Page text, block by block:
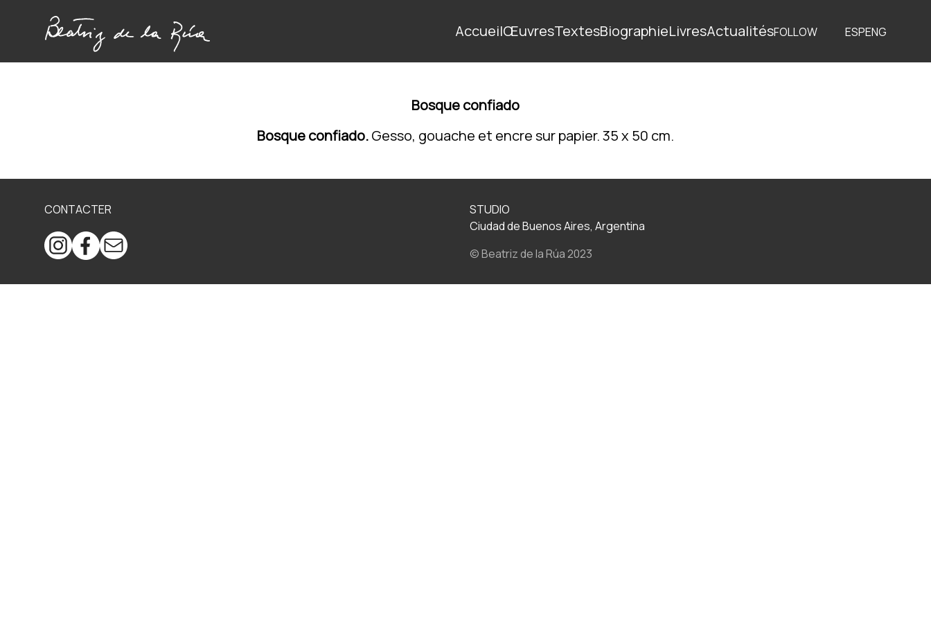
AccueilŒuvresTextesBiographieLivresActualitésFOLLOW ESPENG
Bosque confiado
Bosque confiado.Gesso, gouache et encre sur papier. 35 x 50 cm.
CONTACTER
STUDIO
Ciudad de Buenos Aires, Argentina
© Beatriz de la Rúa 2023